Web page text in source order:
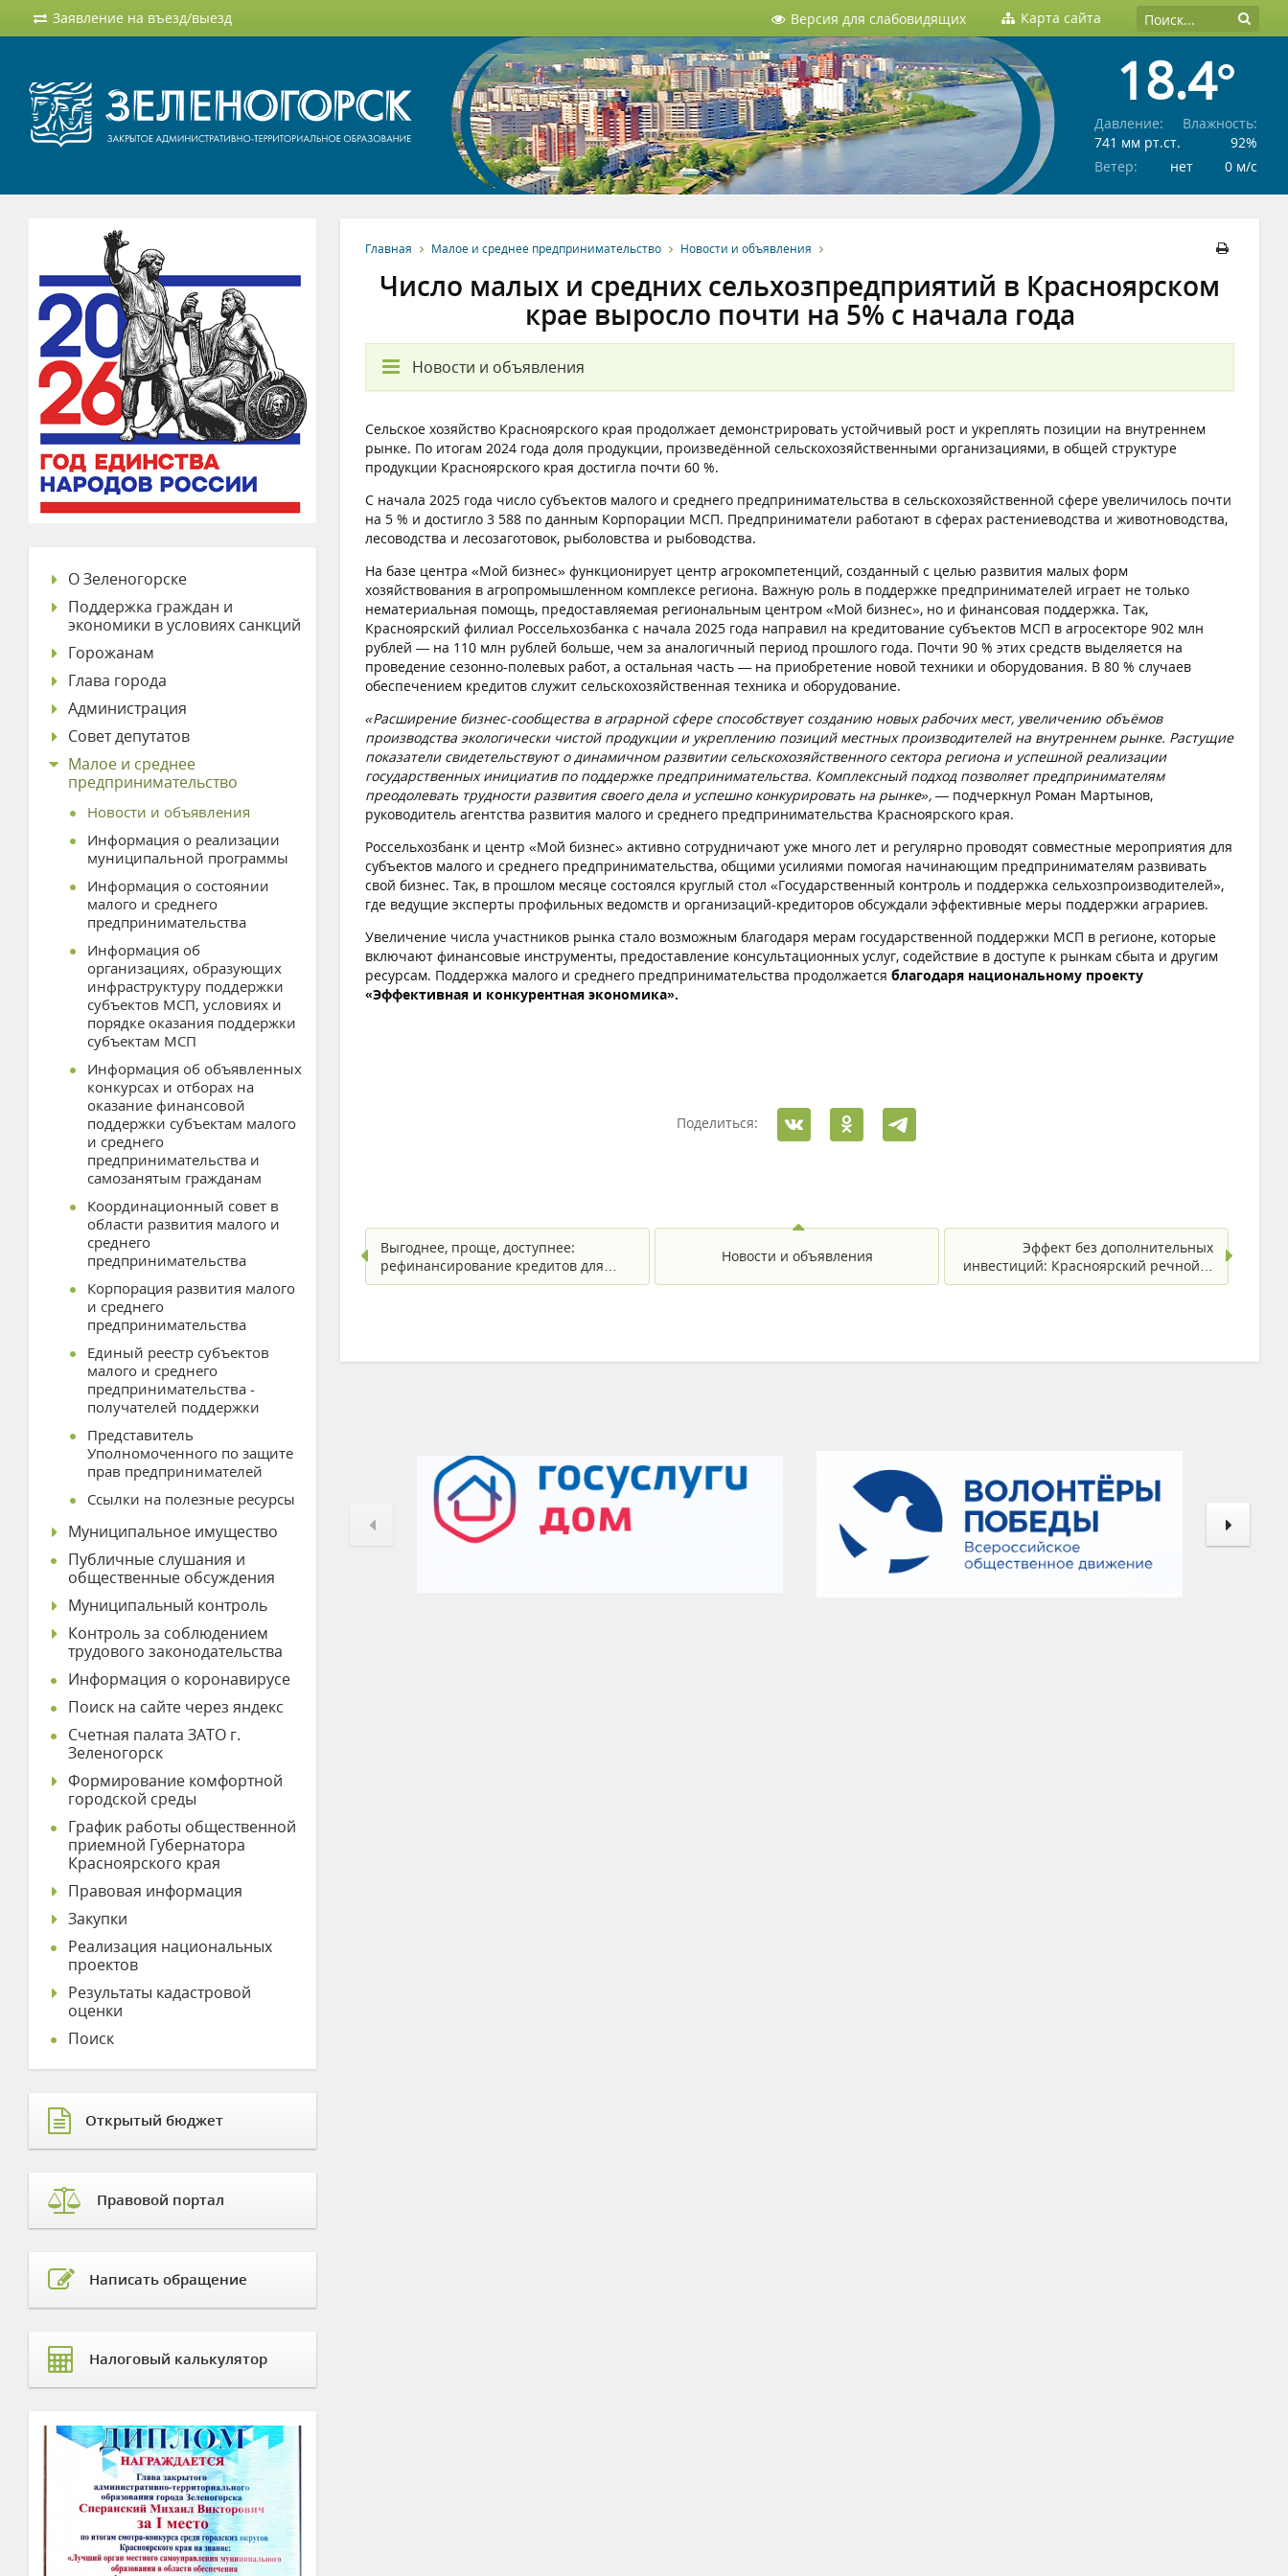
Заявление на въезд/выезд Версия для слабовидящих Карта сайта
18.4°
Давление:
741 мм рт.ст.
Влажность:
92%
Ветер:
нет 0 м/c
Главная Малое и среднее предпринимательство Новости и объявления
Число малых и средних сельхозпредприятий в Красноярском
крае выросло почти на 5% с начала года
Новости и объявления
Сельское хозяйство Красноярского края продолжает демонстрировать устойчивый рост и укреплять позиции на внутреннем
рынке. По итогам 2024 года доля продукции, произведённой сельскохозяйственными организациями, в общей структуре
продукции Красноярского края достигла почти 60 %.
С начала 2025 года число субъектов малого и среднего предпринимательства в сельскохозяйственной сфере увеличилось почти
на 5 % и достигло 3 588 по данным Корпорации МСП. Предприниматели работают в сферах растениеводства и животноводства,
лесоводства и лесозаготовок, рыболовства и рыбоводства.
На базе центра «Мой бизнес» функционирует центр агрокомпетенций, созданный с целью развития малых форм
хозяйствования в агропромышленном комплексе региона. Важную роль в поддержке предпринимателей играет не только
нематериальная помощь, предоставляемая региональным центром «Мой бизнес», но и финансовая поддержка. Так,
Красноярский филиал Россельхозбанка с начала 2025 года направил на кредитование субъектов МСП в агросекторе 902 млн
рублей — на 110 млн рублей больше, чем за аналогичный период прошлого года. Почти 90 % этих средств выделяется на
проведение сезонно-полевых работ, а остальная часть — на приобретение новой техники и оборудования. В 80 % случаев
обеспечением кредитов служит сельскохозяйственная техника и оборудование.
«Расширение бизнес-сообщества в аграрной сфере способствует созданию новых рабочих мест, увеличению объёмов
производства экологически чистой продукции и укреплению позиций местных производителей на внутреннем рынке. Растущие
показатели свидетельствуют о динамичном развитии сельскохозяйственного сектора региона и успешной реализации
государственных инициатив по поддержке предпринимательства. Комплексный подход позволяет предпринимателям
преодолевать трудности развития своего дела и успешно конкурировать на рынке», — подчеркнул Роман Мартынов,
руководитель агентства развития малого и среднего предпринимательства Красноярского края.
Россельхозбанк и центр «Мой бизнес» активно сотрудничают уже много лет и регулярно проводят совместные мероприятия для
субъектов малого и среднего предпринимательства, общими усилиями помогая начинающим предпринимателям развивать
свой бизнес. Так, в прошлом месяце состоялся круглый стол «Государственный контроль и поддержка сельхозпроизводителей»,
где ведущие эксперты профильных ведомств и организаций-кредиторов обсуждали эффективные меры поддержки аграриев.
Увеличение числа участников рынка стало возможным благодаря мерам государственной поддержки МСП в регионе, которые
включают финансовые инструменты, предоставление консультационных услуг, содействие в доступе к рынкам сбыта и другим
ресурсам. Поддержка малого и среднего предпринимательства продолжается благодаря национальному проекту
«Эффективная и конкурентная экономика».
Поделиться:
Выгоднее, проще, доступнее:
рефинансирование кредитов для…
Новости и объявления
Эффект без дополнительных
инвестиций: Красноярский речной…
О Зеленогорске
Поддержка граждан и
экономики в условиях санкций
Горожанам
Глава города
Администрация
Совет депутатов
Малое и среднее
предпринимательство
Новости и объявления
Информация о реализации
муниципальной программы
Информация о состоянии
малого и среднего
предпринимательства
Информация об
организациях, образующих
инфраструктуру поддержки
субъектов МСП, условиях и
порядке оказания поддержки
субъектам МСП
Информация об объявленных
конкурсах и отборах на
оказание финансовой
поддержки субъектам малого
и среднего
предпринимательства и
самозанятым гражданам
Координационный совет в
области развития малого и
среднего
предпринимательства
Корпорация развития малого
и среднего
предпринимательства
Единый реестр субъектов
малого и среднего
предпринимательства -
получателей поддержки
Представитель
Уполномоченного по защите
прав предпринимателей
Ссылки на полезные ресурсы
Муниципальное имущество
Публичные слушания и
общественные обсуждения
Муниципальный контроль
Контроль за соблюдением
трудового законодательства
Информация о коронавирусе
Поиск на сайте через яндекс
Счетная палата ЗАТО г.
Зеленогорск
Формирование комфортной
городской среды
График работы общественной
приемной Губернатора
Красноярского края
Правовая информация
Закупки
Реализация национальных
проектов
Результаты кадастровой
оценки
Поиск
Открытый бюджет
Правовой портал
Написать обращение
Налоговый калькулятор